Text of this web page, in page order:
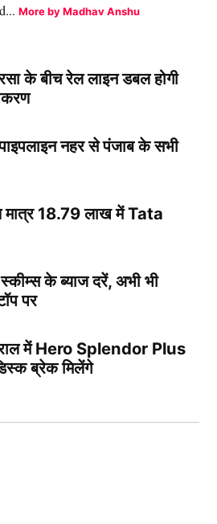
More by Madhav Anshu
के बीच रेल लाइन डबल होगी
नहर से पंजाब के सभी
18.79 लाख में Tata
के ब्याज दरें, अभी भी
पर
में Hero Splendor Plus
ब्रेक मिलेंगे